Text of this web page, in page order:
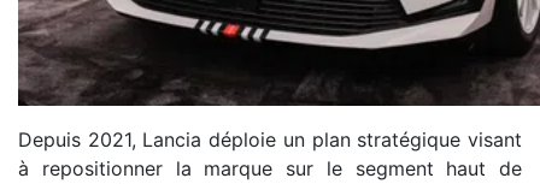
Depuis 2021, Lancia déploie un plan stratégique visant
à repositionner la marque sur le segment haut de